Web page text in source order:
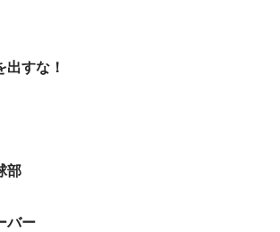
出すな！
部
バー